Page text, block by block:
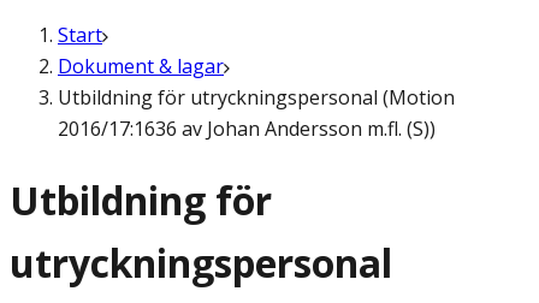
Start
Dokument & lagar
Utbildning för utryckningspersonal (Motion
2016/17:1636 av Johan Andersson m.fl. (S))
Utbildning för
utryckningspersonal